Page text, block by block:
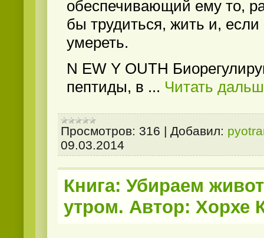
обеспечивающий ему то,
бы трудиться, жить и, если
умереть.
N EW Y OUTH
пептиды, в ... Читать
Просмотров: 316 | Добавил:
09.03.2014
Книга: Убираем
утром. Автор: Хорхе